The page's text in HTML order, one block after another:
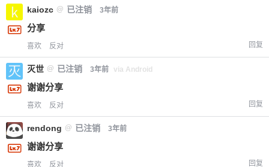
kaiozc @ 已注销 3年前
分享
喜欢 反对 回复
灭世 @ 已注销 3年前 via Android
谢谢分享
喜欢 反对 回复
rendong @ 已注销 3年前
谢谢分享
喜欢 反对 回复